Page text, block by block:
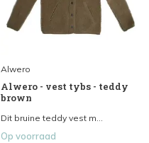
Alwero
Alwero - vest tybs - teddy
brown
Dit bruine teddy vest m...
Op voorraad